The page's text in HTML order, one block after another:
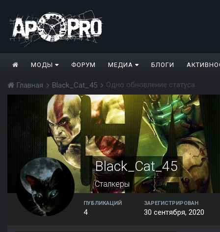
МОДЫ ФОРУМ МЕДИА БЛОГИ
Главная Black_Cat_45 Одно обновление статуса
Black_Cat_45
Сталкеры
ПУБЛИКАЦИЙ
4
ЗАРЕГИСТРИРОВАН
30 сентября, 2020